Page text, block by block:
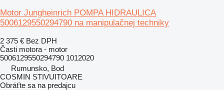
Motor Jungheinrich POMPA HIDRAULICA
5006129550294790 na manipulačnej techniky
2 375 € Bez DPH
Časti motora - motor
5006129550294790 1012020
Rumunsko, Bod
COSMIN STIVUITOARE
Obráťte sa na predajcu